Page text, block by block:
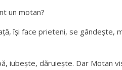
un motan?
își face prieteni, se gândește,
iubește, dăruiește. Dar Motan